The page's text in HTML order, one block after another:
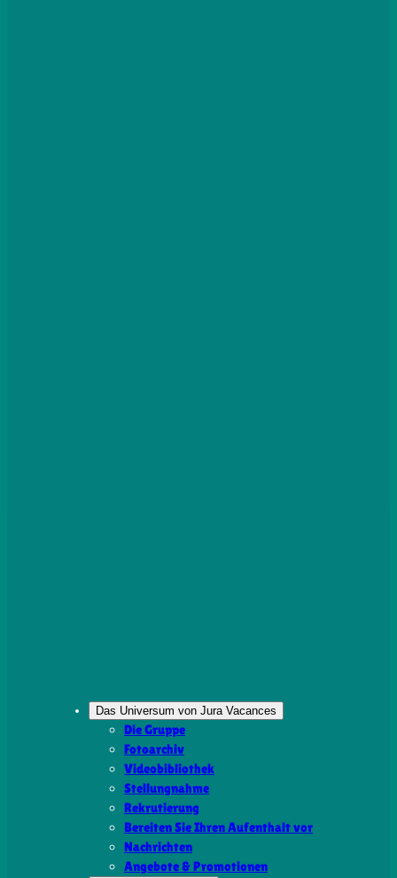
Das Universum von Jura Vacances
Die Gruppe
Fotoarchiv
Videobibliothek
Stellungnahme
Rekrutierung
Bereiten Sie Ihren Aufenthalt vor
Nachrichten
Angebote & Promotionen